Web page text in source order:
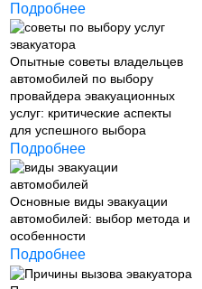
Подробнее
Опытные советы владельцев
автомобилей по выбору
провайдера эвакуационных
услуг: критические аспекты
для успешного выбора
Подробнее
Основные виды эвакуации
автомобилей: выбор метода и
особенности
Подробнее